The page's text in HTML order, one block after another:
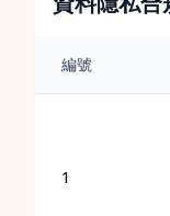
編號
1